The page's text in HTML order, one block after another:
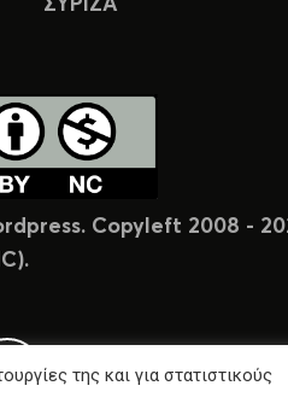
ΣΥΡΙΖΑ
Copyleft 2008 -
της και για στατιστικούς